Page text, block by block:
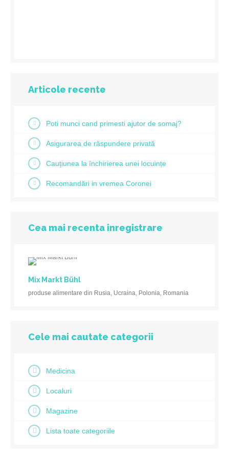
Articole recente
Poti munci cand primesti ajutor de somaj?
Asigurarea de răspundere privată
Cauțiunea la închirierea unei locuințe
Recomandări in vremea Coronei
Cea mai recenta inregistrare
Mix Markt Bühl
produse alimentare din Rusia, Ucraina, Polonia, Romania
Cele mai cautate categorii
Medicina
Localuri
Magazine
Lista toate categoriile